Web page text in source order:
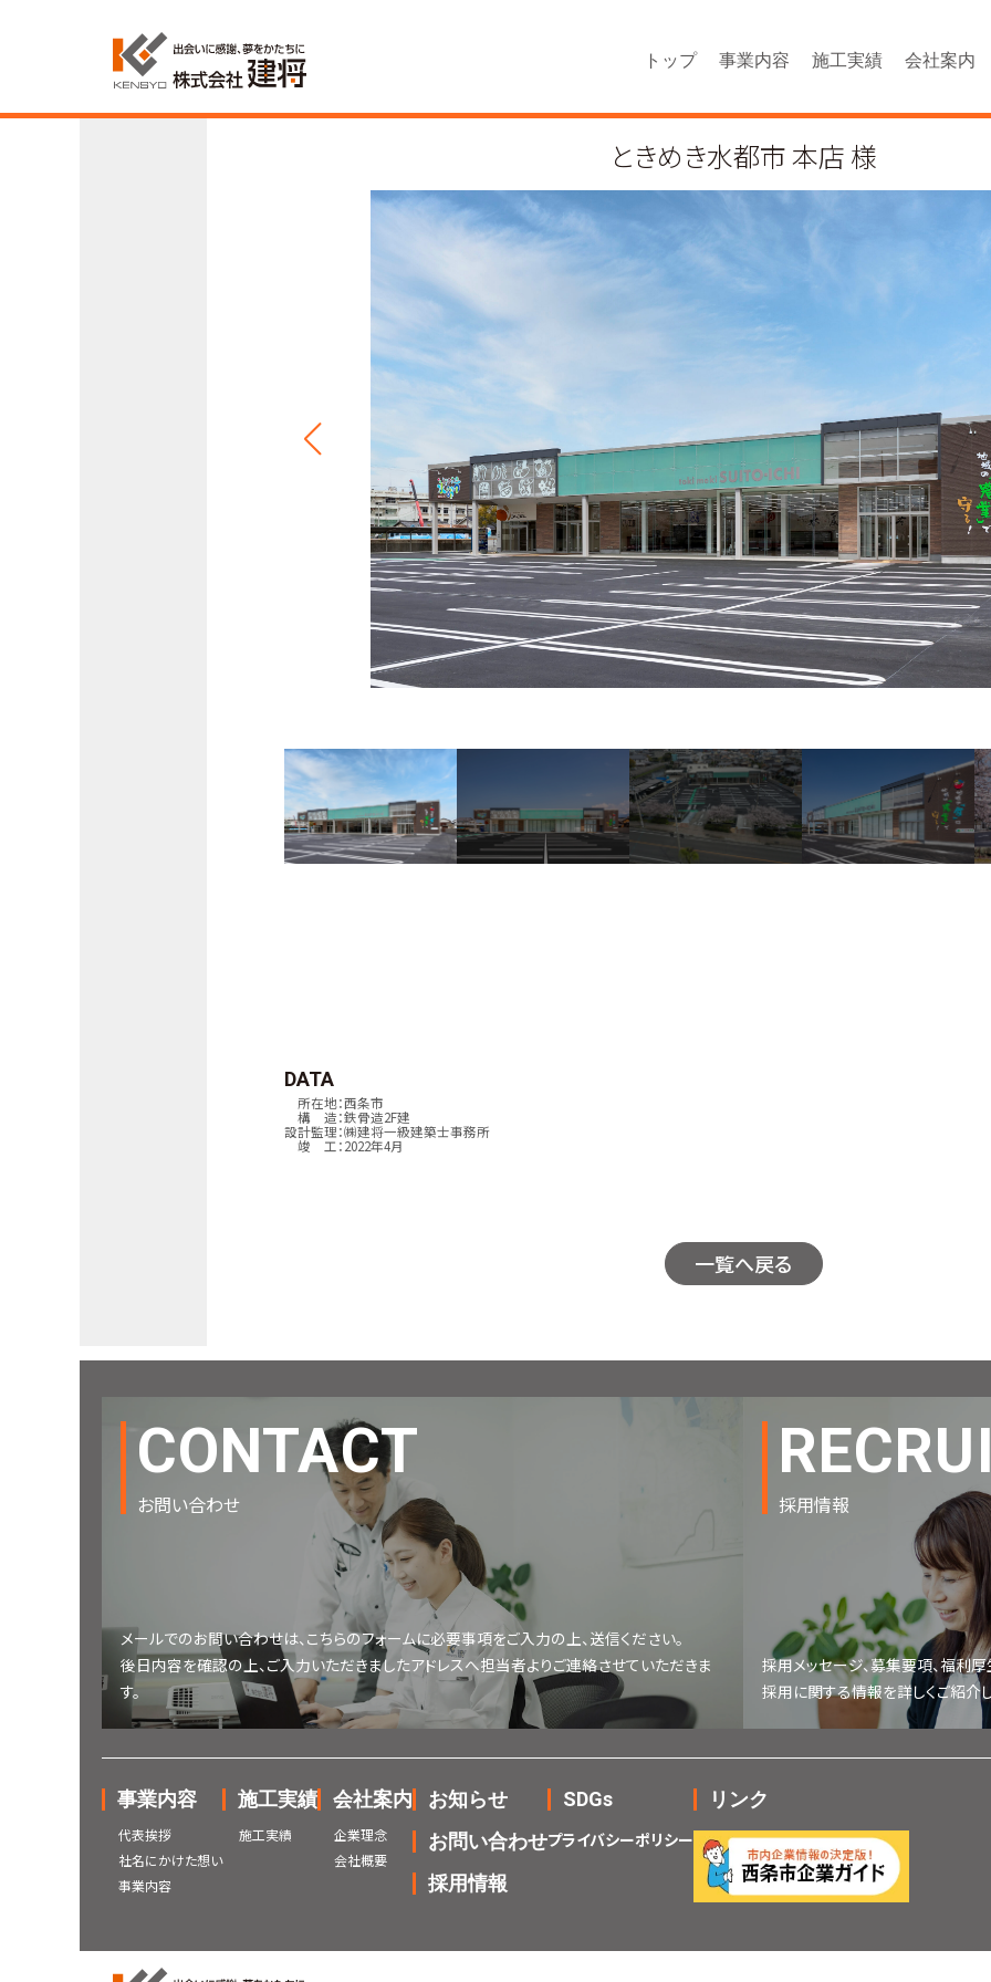
トップ 事業内容 施工実績 会社案内
ときめき水都市 本店 様
DATA
所在地：西条市
構 造：鉄骨造2F建
設計監理：㈱建将一級建築士事務所
竣 工：2022年4月
一覧へ戻る
CONTACT
お問い合わせ
メールでのお問い合わせは、こちらのフォームに必要事項をご入力の上、送信ください。
後日内容を確認の上、ご入力いただきましたアドレスへ担当者よりご連絡させていただきま
す。
採用情報
採用メッセージ、募集要項、福利
採用に関する情報を詳しくご紹介
事業内容
代表挨拶
社名にかけた想い
事業内容
施工実績
施工実績
会社案内
企業理念
会社概要
お知らせ
お問い合わせ
採用情報
SDGs
プライバシーポリシー
リンク